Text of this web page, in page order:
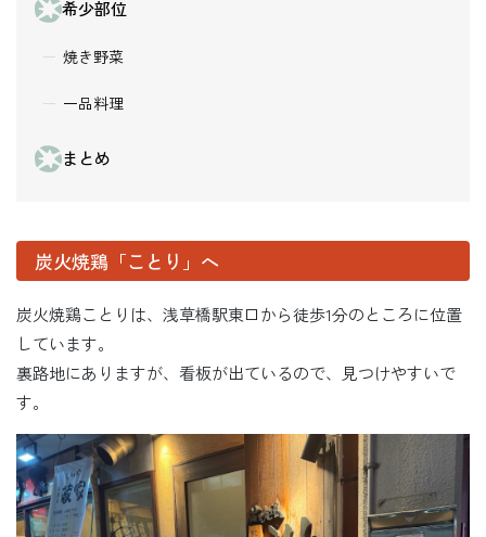
希少部位
焼き野菜
一品料理
まとめ
炭火焼鶏「ことり」へ
炭火焼鶏ことりは、浅草橋駅東口から徒歩1分のところに位置
しています。
裏路地にありますが、看板が出ているので、見つけやすいで
す。